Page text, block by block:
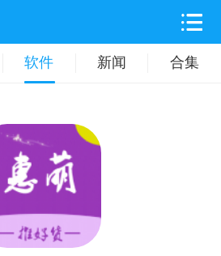
软件 新闻 合集
纸 旅游出行
化 时尚购物